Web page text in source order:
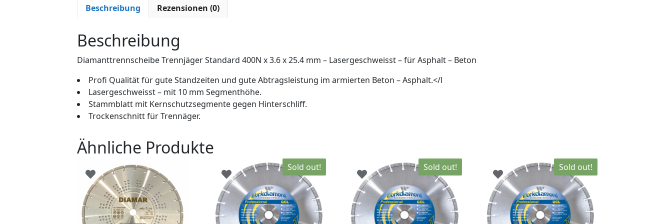
Beschreibung Rezensionen (0)
Beschreibung
Diamanttrennscheibe Trennjäger Standard 400N x 3.6 x 25.4 mm – Lasergeschweisst – für Asphalt – Beton
Profi Qualität für gute Standzeiten und gute Abtragsleistung im armierten Beton – Asphalt.</l
Lasergeschweisst – mit 10 mm Segmenthöhe.
Stammblatt mit Kernschutzsegmente gegen Hinterschliff.
Trockenschnitt für Trennäger.
Ähnliche Produkte
Sold out! Sold out! Sold out!